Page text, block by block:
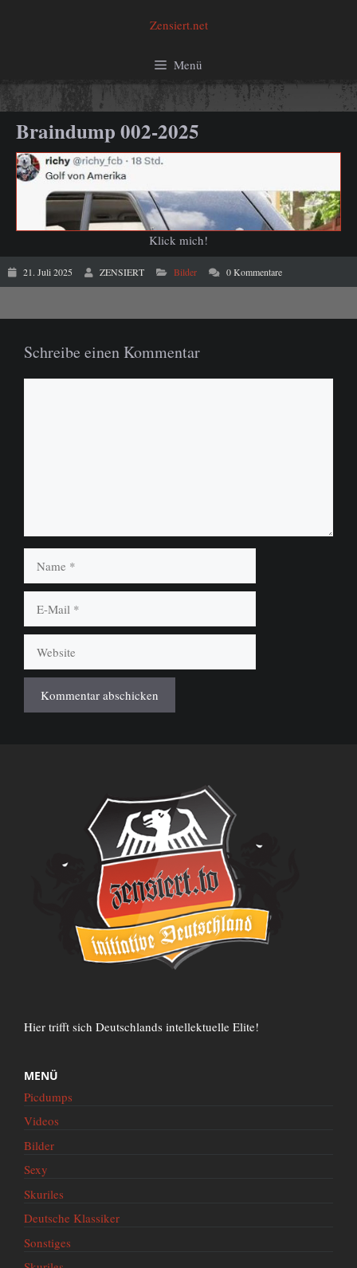
Zensiert.net
Menü
Braindump 002-2025
Klick mich!
21. Juli 2025 ZENSIERT Bilder 0 Kommentare
Schreibe einen Kommentar
Mail
Hier trifft sich Deutschlands intellektuelle Elite!
MENÜ
Picdumps
Videos
Bilder
Sexy
Skuriles
Deutsche Klassiker
Sonstiges